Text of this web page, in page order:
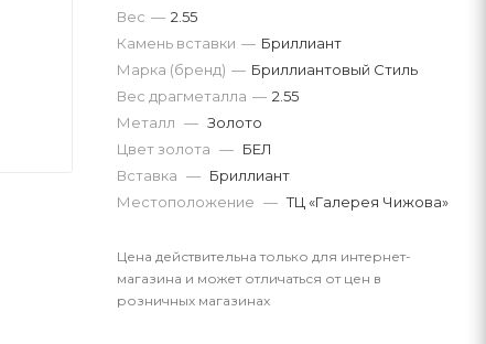
Вес драгметалла — 2.55
Марка (бренд) — Бриллиантовый Стиль
Вес — 2.55
Камень вставки — Бриллиант
Металл — Золото
Вставка — Бриллиант
Цвет золота — БЕЛ
Местоположение — ТЦ «Галерея Чижова»
Цена действительна только для интернет-
магазина и может отличаться от цен в
розничных магазинах